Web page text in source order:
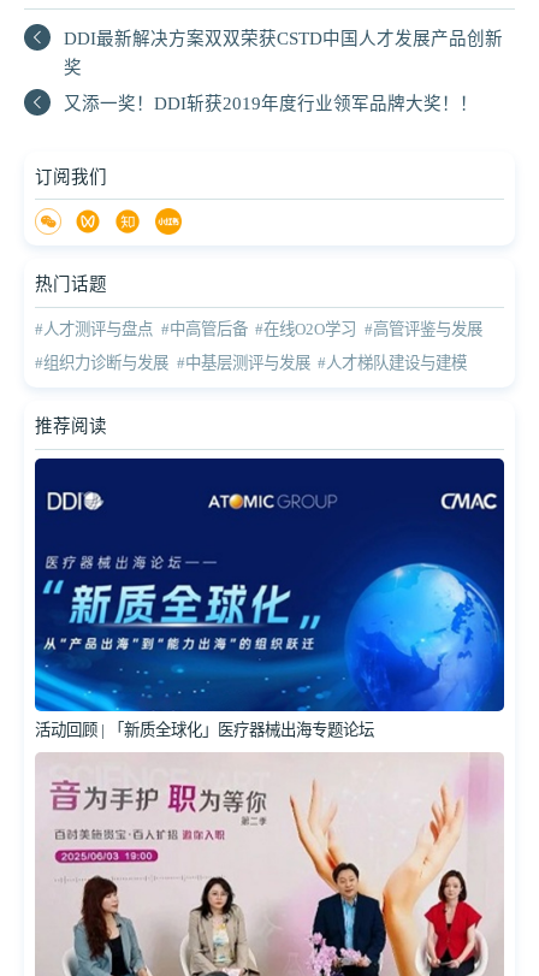
DDI最新解决方案双双荣获CSTD中国人才发展产品创新
奖
又添一奖！DDI斩获2019年度行业领军品牌大奖！！
订阅我们
热门话题
#人才测评与盘点 #中高管后备 #在线O2O学习 #高管评鉴与发展
#组织力诊断与发展 #中基层测评与发展 #人才梯队建设与建模
推荐阅读
活动回顾 | 「新质全球化」医疗器械出海专题论坛